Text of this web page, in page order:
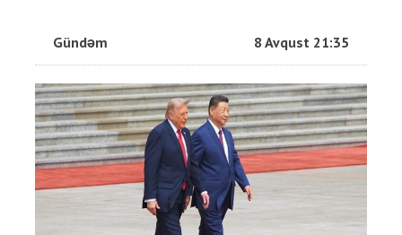
Gündəm 8 Avqust 21:35